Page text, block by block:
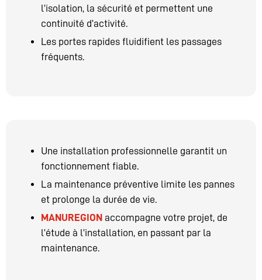
l’isolation, la sécurité et permettent une
continuité d’activité.
Les portes rapides fluidifient les passages
fréquents.
Une installation professionnelle garantit un
fonctionnement fiable.
La maintenance préventive limite les pannes
et prolonge la durée de vie.
MANUREGION accompagne votre projet, de
l’étude à l’installation, en passant par la
maintenance.